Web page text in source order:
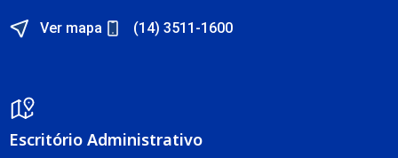
Ver mapa (14) 3511-1600
Escritório Administrativo​